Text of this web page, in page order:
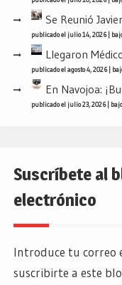
Se Reunió
publicado el julio 14, 2026|
Llegaron
publicado el agosto 4, 2026|
En Navojoa:
publicado el julio 23, 2026|
Suscríbete al
electrónico
Introduce tu correo
suscribirte a este